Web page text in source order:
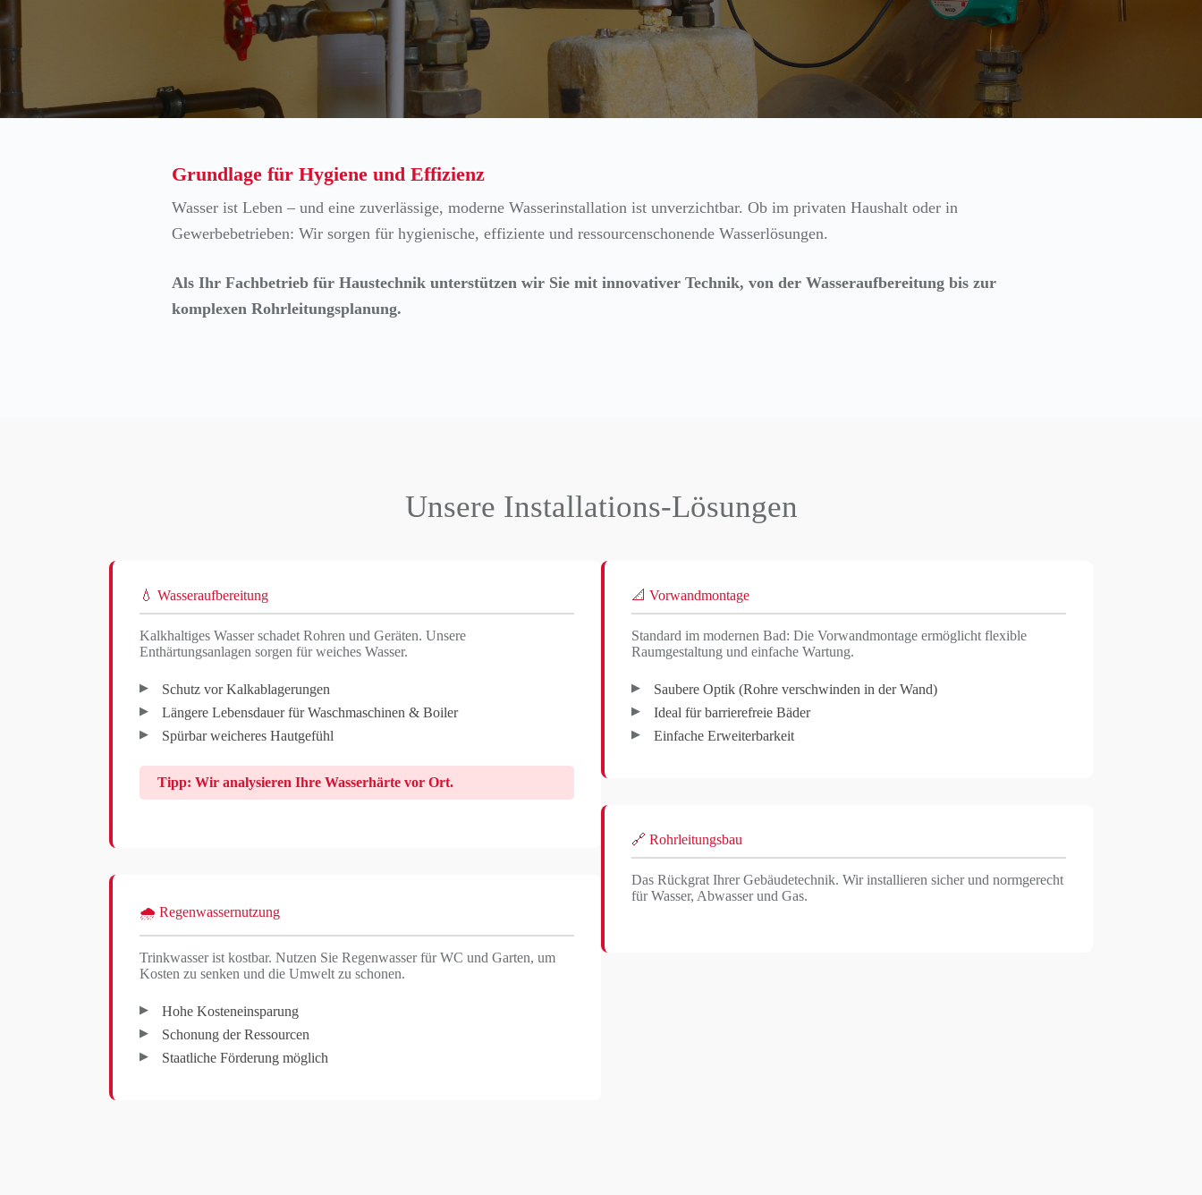
Grundlage für Hygiene und Effizienz
Wasser ist Leben – und eine zuverlässige, moderne Wasserinstallation ist unverzichtbar. Ob im privaten Haushalt oder in
Gewerbebetrieben: Wir sorgen für hygienische, effiziente und ressourcenschonende Wasserlösungen.
Als Ihr Fachbetrieb für Haustechnik unterstützen wir Sie mit innovativer Technik, von der Wasseraufbereitung bis zur
komplexen Rohrleitungsplanung.
Unsere Installations-Lösungen
💧 Wasseraufbereitung
Kalkhaltiges Wasser schadet Rohren und Geräten. Unsere
Enthärtungsanlagen sorgen für weiches Wasser.
Schutz vor Kalkablagerungen
Längere Lebensdauer für Waschmaschinen & Boiler
Spürbar weicheres Hautgefühl
Tipp: Wir analysieren Ihre Wasserhärte vor Ort.
🌧️ Regenwassernutzung
Trinkwasser ist kostbar. Nutzen Sie Regenwasser für WC und Garten, um
Kosten zu senken und die Umwelt zu schonen.
Hohe Kosteneinsparung
Schonung der Ressourcen
Staatliche Förderung möglich
📐 Vorwandmontage
Standard im modernen Bad: Die Vorwandmontage ermöglicht flexible
Raumgestaltung und einfache Wartung.
Saubere Optik (Rohre verschwinden in der Wand)
Ideal für barrierefreie Bäder
Einfache Erweiterbarkeit
🔗 Rohrleitungsbau
Das Rückgrat Ihrer Gebäudetechnik. Wir installieren sicher und normgerecht
für Wasser, Abwasser und Gas.